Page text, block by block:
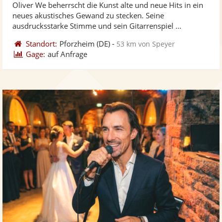
Fotos
5
Oliver We beherrscht die Kunst alte und neue Hits in ein
neues akustisches Gewand zu stecken. Seine
ausdrucksstarke Stimme und sein Gitarrenspiel ...
Standort: Pforzheim (DE) - 53 km von Speyer
Gage: auf Anfrage